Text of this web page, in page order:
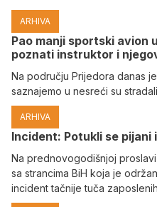
ARHIVA
Pao manji sportski avion
poznati instruktor i
Na području Prijedora danas
saznajemo u nesreći su
ARHIVA
Incident: Potukli se
Na prednovogodišnjoj
sa strancima BiH koja je
incident tačnije tuča